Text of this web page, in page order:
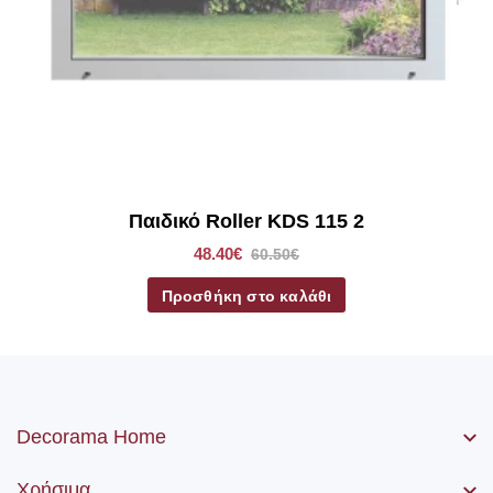
μηχανισμός, η αλυσίδα (χειριστήριο) καθώς βίδες και ούπα.
Παιδικό Roller KDS 115 2
48.40€ 60.50€
Προσθήκη στο καλάθι
Decorama Home